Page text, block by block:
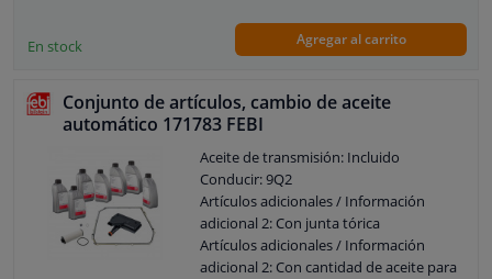
1071.298.038
Garantía: 2 años
En stock Agregar al carrito
Conjunto de artículos, cambio de aceite
automático 171783 FEBI
Aceite de transmisión: Incluido
Conducir: 9Q2
Artículos adicionales / Información
adicional 2: Con junta tórica
Artículos adicionales / Información
adicional 2: Con cantidad de aceite para